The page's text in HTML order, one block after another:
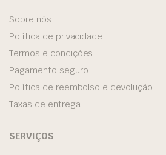
Sobre nós
Política de privacidade
Termos e condições
Pagamento seguro
Política de reembolso e devolução
Taxas de entrega
SERVIÇOS